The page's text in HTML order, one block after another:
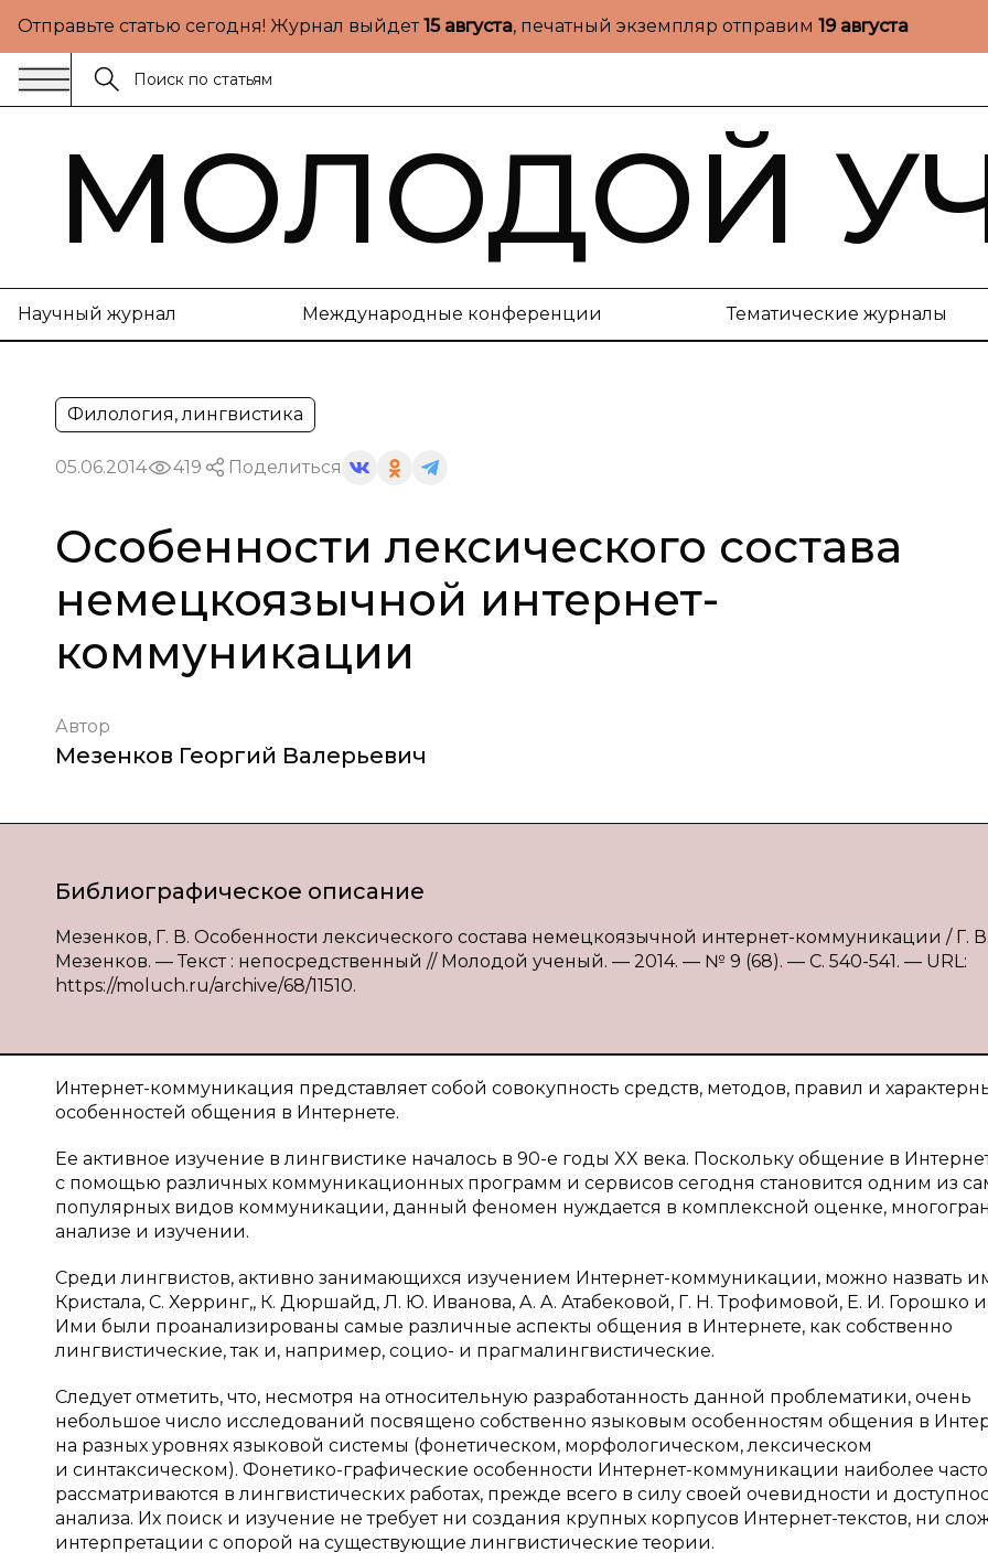
Отправьте статью сегодня! Журнал выйдет15 августа, печатный экземпляр отправим 19 августа
МОЛОДОЙ
Научный журнал Международные конференции Тематические журналы
Филология, лингвистика
05.06.2014 419 Поделиться
Особенности лексического состава
немецкоязычной интернет-
коммуникации
Автор
Мезенков Георгий Валерьевич
Библиографическое описание
Мезенков, Г. В. Особенности лексического состава немецкоязычной интернет-коммуникации / Г.
Мезенков. — Текст : непосредственный // Молодой ученый. — 2014. — № 9 (68). — С. 540-541. — URL:
https://moluch.ru/archive/68/11510.
Интернет-коммуникация представляет собой совокупность средств, методов, правил и
особенностей общения в Интернете.
Ее активное изучение в лингвистике началось в 90-е годы XX века. Поскольку общение в
с помощью различных коммуникационных программ и сервисов сегодня становится одним из
популярных видов коммуникации, данный феномен нуждается в комплексной оценке,
анализе и изучении.
Среди лингвистов, активно занимающихся изучением Интернет-коммуникации, можно назвать
Кристала, С. Херринг,, К. Дюршайд, Л. Ю. Иванова, A. A. Атабековой, Г. Н. Трофимовой, Е. И. Горошко
Ими были проанализированы самые различные аспекты общения в Интернете, как собственно
лингвистические, так и, например, социо- и прагмалингвистические.
Следует отметить, что, несмотря на относительную разработанность данной проблематики, очень
небольшое число исследований посвящено собственно языковым особенностям общения в
на разных уровнях языковой системы (фонетическом, морфологическом, лексическом
и синтаксическом). Фонетико-графические особенности Интернет-коммуникации наиболее часто
рассматриваются в лингвистических работах, прежде всего в силу своей очевидности и
анализа. Их поиск и изучение не требует ни создания крупных корпусов Интернет-текстов, ни
интерпретации с опорой на существующие лингвистические теории.